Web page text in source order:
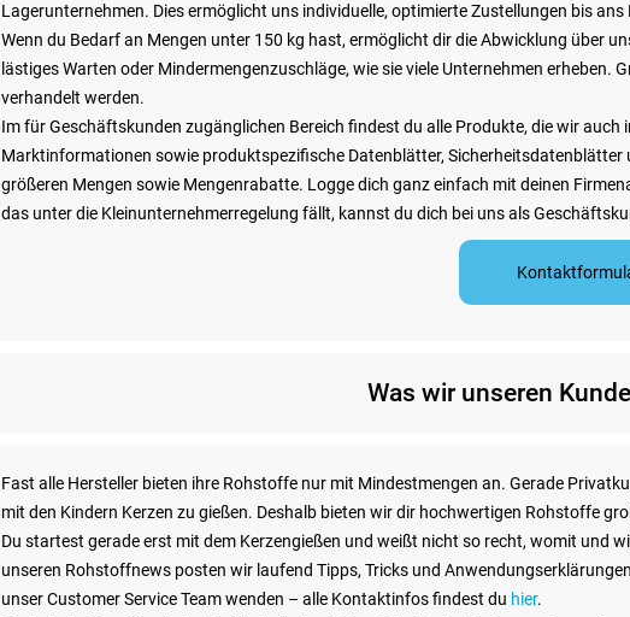
Lagerunternehmen. Dies ermöglicht uns individuelle, optimierte Zustellungen bis
Wenn du Bedarf an Mengen unter 150 kg hast, ermöglicht dir die Abwicklung über
lästiges Warten oder Mindermengenzuschläge, wie sie viele Unternehmen
verhandelt werden.
Im für Geschäftskunden zugänglichen Bereich findest du alle Produkte, die wir
Marktinformationen sowie produktspezifische Datenblätter,
größeren Mengen sowie Mengenrabatte. Logge dich ganz einfach mit deinen
das unter die Kleinunternehmerregelung fällt, kannst du dich bei uns als
Was wir unseren
Fast alle Hersteller bieten ihre Rohstoffe nur mit Mindestmengen an. Gerade
mit den Kindern Kerzen zu gießen. Deshalb bieten wir dir hochwertigen Rohstoffe
Du startest gerade erst mit dem Kerzengießen und weißt nicht so recht, womit und
unseren Rohstoffnews posten wir laufend Tipps, Tricks und
unser Customer Service Team wenden – alle Kontaktinfos findest du hier.